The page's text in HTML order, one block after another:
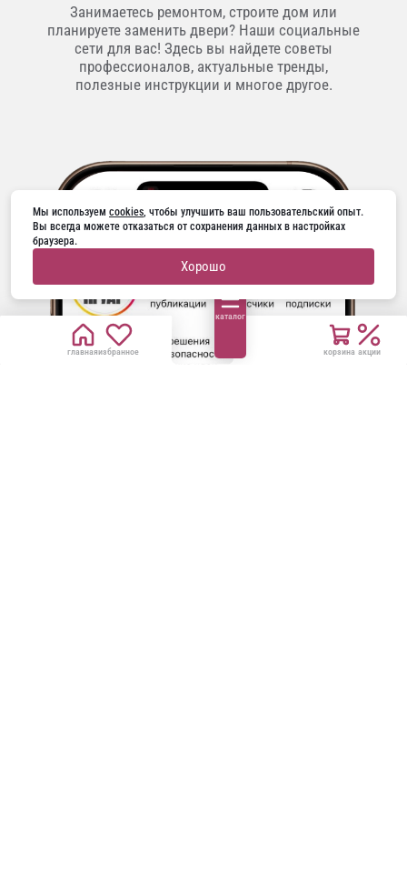
главнаяизбранное
каталог
корзина акции
Занимаетесь ремонтом, строите дом или
планируете заменить двери? Наши социальные
сети для вас! Здесь вы найдете советы
профессионалов, актуальные тренды,
полезные инструкции и многое другое.
Мы используем cookies, чтобы улучшить ваш пользовательский опыт.
Вы всегда можете отказаться от сохранения данных в настройках
браузера.
Хорошо